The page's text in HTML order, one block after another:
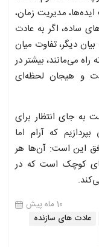
ایده‌ها، مدیریت زمان،
ساده، اگر به عادت
دیگر، تفاوت میان
می‌مانند، بیشتر در
و هیجان لحظه‌ای
به جای انتظار برای
که آرام اما
این است: آن‌ها هر
کوچک است که در
10 ماه پیش
عادت های سازنده